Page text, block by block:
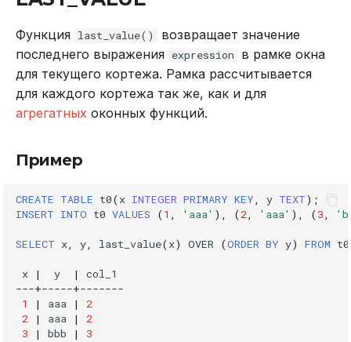
Использование журнала
аудита
Рекомендации по
сайзингу
DROP PLUGIN
DROP PROCEDURE
DROP TABLE
DROP USER
EXPLAIN
GRANT
INSERT
Функция last_value()
возвращает значение
последнего выражения expression
в рамке окна
для текущего кортежа. Рамка рассчитывается
для каждого кортежа так же, как и для
агрегатных оконных функций.
Пример
CREATE TABLE t0(x INTEGER PRIMARY KEY, y TEXT);
INSERT INTO t0 VALUES (1 , 'aaa' ), (2, 'aaa' ), (3,
SELECT x, y, last_value(x) OVER (ORDER BY y) FROM t0
x | y |
col_1
---+-----+-------
1
| aaa |
2
2
| aaa |
2
3
| bbb | 3